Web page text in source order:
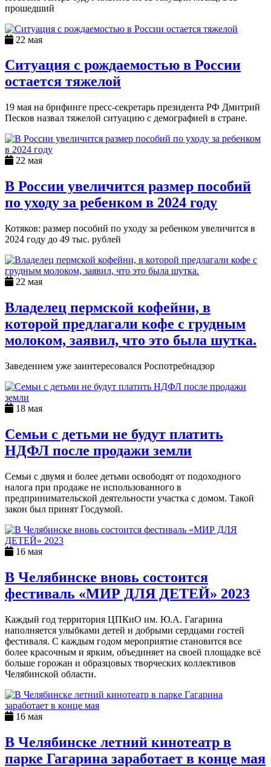
прошедший
22 мая
Ситуация с рождаемостью в России
остается тяжелой
19 мая на брифинге пресс-секретарь президента РФ Дмитрий
Песков назвал тяжелой ситуацию с демографией в стране.
22 мая
В России увеличится размер пособий
по уходу за ребенком в 2024 году
Котяков: размер пособий по уходу за ребенком увеличится в
2024 году до 49 тыс. рублей
22 мая
Владелец пермской кофейни, в
которой предлагали кофе с грудным
молоком, заявил, что это была шутка.
Заведением уже заинтересовался Роспотребнадзор
18 мая
Семьи с детьми не будут платить
НДФЛ после продажи земли
Семьи с двумя и более детьми освободят от подоходного
налога при продаже не использованного в
предпринимательской деятельности участка с домом. Такой
закон был принят Госдумой.
16 мая
В Челябинске вновь состоится
фестиваль «МИР ДЛЯ ДЕТЕЙ» 2023
Каждый год территория ЦПКиО им. Ю.А. Гагарина
наполняется улыбками детей и добрыми сердцами гостей
фестиваля. С каждым годом мероприятие становится все
более красочным и ярким, объединяет на своей площадке всё
больше горожан и образцовых творческих коллективов
Челябинской области.
16 мая
В Челябинске летний кинотеатр в
парке Гагарина заработает в конце мая